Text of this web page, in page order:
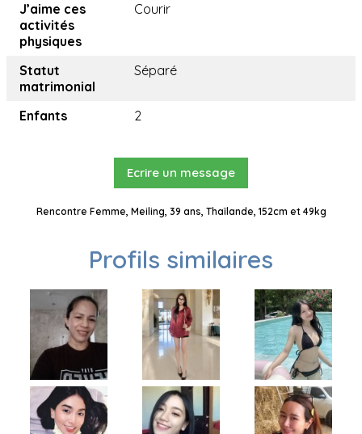
J’aime ces
activités
physiques
Courir
Statut
matrimonial
Séparé
Enfants 2
Ecrire un message
Rencontre Femme, Meiling, 39 ans, Thaïlande, 152cm et 49kg
Profils similaires